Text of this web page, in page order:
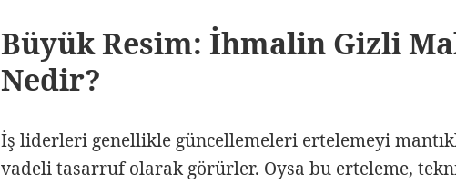
Büyük Resim: İhmalin Gizli
Nedir?
İş liderleri genellikle güncellemeleri ertelemeyi
vadeli tasarruf olarak görürler. Oysa bu erteleme,